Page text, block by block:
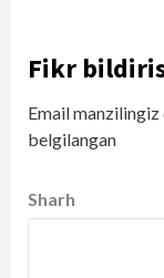
Fikr
Email
belgilangan
Sharh